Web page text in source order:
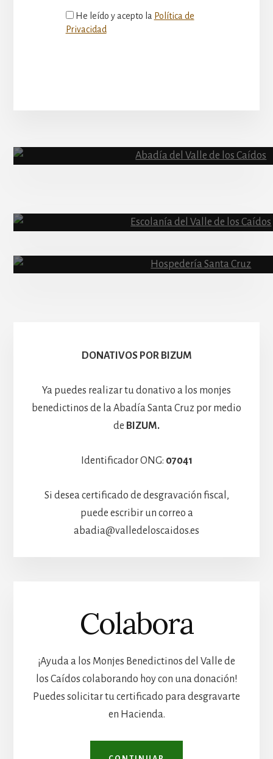
He leído y acepto la Política de
Privacidad
Content
Hospedería
DONATIVOS POR BIZUM
Ya puedes realizar tu donativo a los monjes
benedictinos de la Abadía Santa Cruz por medio
de BIZUM.
Identificador ONG: 07041
Si desea certificado de desgravación fiscal,
puede escribir un correo a
abadia@valledeloscaidos.es
Colabora
¡Ayuda a los Monjes Benedictinos del Valle de
los Caídos colaborando hoy con una donación!
Puedes solicitar tu certificado para desgravarte
en Hacienda.